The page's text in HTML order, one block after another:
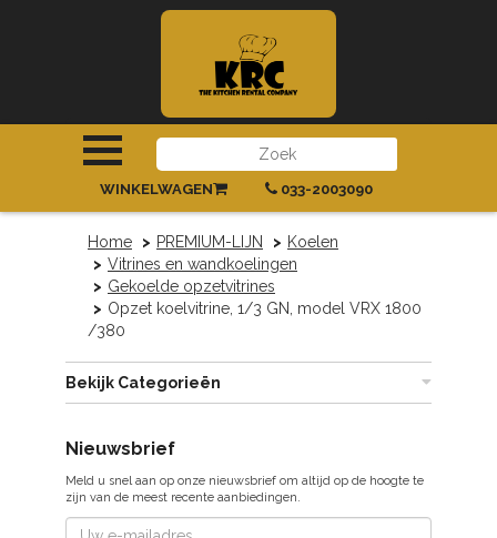
INLOGGEN|REGISTREREN
033-2003090
WINKELWAGEN
Home PREMIUM-LIJN
Koelen
Vitrines en wandkoelingen
Gekoelde opzetvitrines
Opzet koelvitrine, 1/3 GN, model VRX 1800
/380
Bekijk Categorieën
Nieuwsbrief
Meld u snel aan op onze nieuwsbrief om altijd op de hoogte te
zijn van de meest recente aanbiedingen.